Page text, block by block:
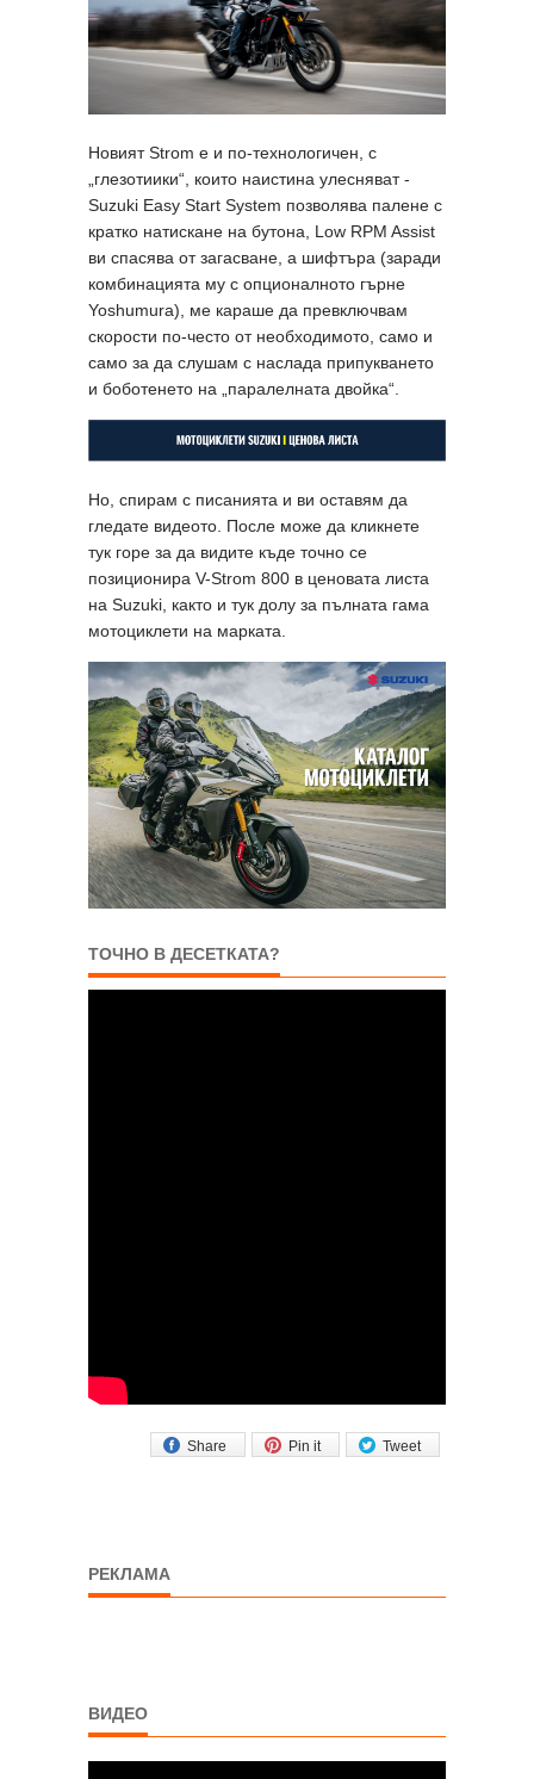
Новият Strom е и по-технологичен, с
„глезотиики“, които наистина улесняват -
Suzuki Easy Start System позволява палене с
кратко натискане на бутона, Low RPM Assist
ви спасява от загасване, а шифтъра (заради
комбинацията му с опционалното гърне
Yoshumura), ме караше да превключвам
скорости по-често от необходимото, само и
само за да слушам с наслада припукването
и боботенето на „паралелната двойка“.
Но, спирам с писанията и ви оставям да
гледате видеото. После може да кликнете
тук горе за да видите къде точно се
позиционира V-Strom 800 в ценовата листа
на Suzuki, както и тук долу за пълната гама
мотоциклети на марката.
ТОЧНО В ДЕСЕТКАТА?
Tweet
Pin it
Share
РЕКЛАМА
ВИДЕО